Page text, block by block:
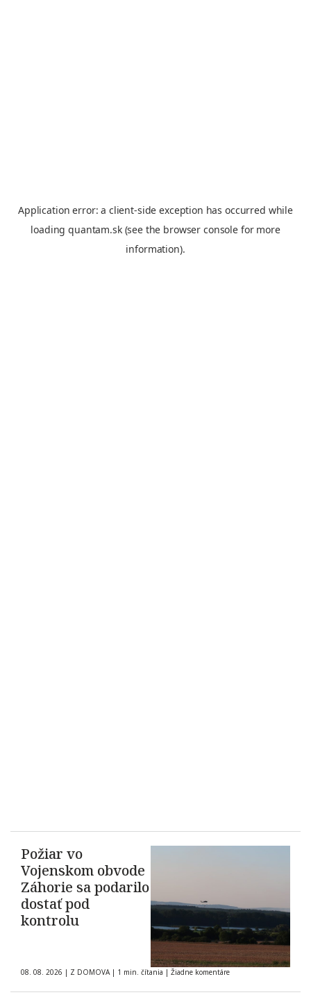
Požiar vo
Vojenskom obvode
Záhorie sa podarilo
dostať pod
kontrolu
08. 08. 2026 | Z DOMOVA | 1 min. čítania | Žiadne komentáre